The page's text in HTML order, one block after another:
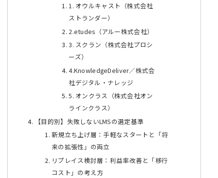
1. オウルキャスト（株式会社
ストランダー）
2.etudes（アルー株式会社）
3. スクラン（株式会社プロシ
ーズ）
4.KnowledgeDeliver／株式会
社デジタル・ナレッジ
5. オンクラス（株式会社オン
ラインクラス）
【目的別】失敗しないLMSの選定基準
新規立ち上げ層：手軽なスタートと「将
来の拡張性」の両立
リプレイス検討層：利益率改善と「移行
コスト」の考え方